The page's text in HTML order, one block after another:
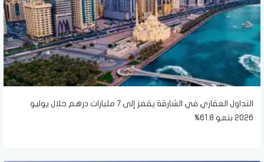
التداول العقاري في الشارقة يقفز إلى 7 مليارات درهم خلال يوليو
2026 بنمو 61.8%